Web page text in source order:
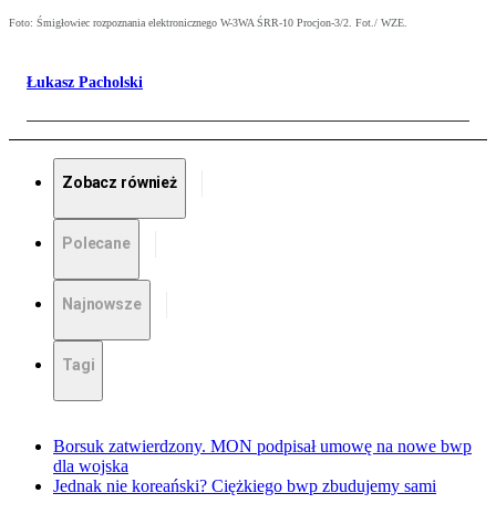
Foto: Śmigłowiec rozpoznania elektronicznego W-3WA ŚRR-10 Procjon-3/2. Fot./ WZE.
Łukasz Pacholski
Zobacz również
Polecane
Najnowsze
Tagi
Borsuk zatwierdzony. MON podpisał umowę na nowe bwp
dla wojska
Jednak nie koreański? Ciężkiego bwp zbudujemy sami